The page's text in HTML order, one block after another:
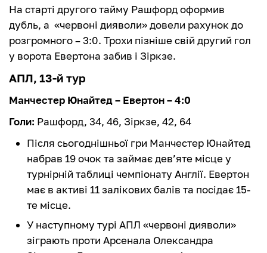
На старті другого тайму Рашфорд оформив
дубль, а «червоні дияволи‎» довели рахунок до
розгромного – 3:0. Трохи пізніше свій другий гол
у ворота Евертона забив і Зіркзе.
АПЛ, 13-й тур
Манчестер Юнайтед – Евертон – 4:0
Голи: Рашфорд, 34, 46, Зіркзе, 42, 64
Після сьогоднішньої гри Манчестер Юнайтед
набрав 19 очок та займає дев’яте місце у
турнірній таблиці чемпіонату Англії. Евертон
має в активі 11 залікових балів та посідає 15-
те місце.
У наступному турі АПЛ «червоні дияволи‎»
зіграють проти Арсенала Олександра